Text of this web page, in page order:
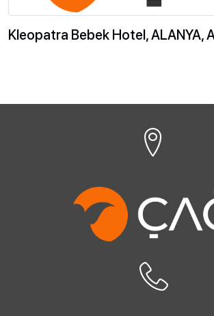
Kleopatra Bebek Hotel, ALANYA,